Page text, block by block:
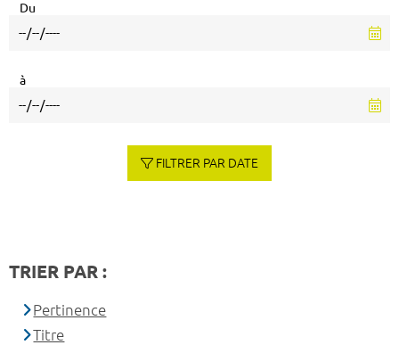
Du
à
FILTRER PAR DATE
TRIER PAR :
Pertinence
Titre